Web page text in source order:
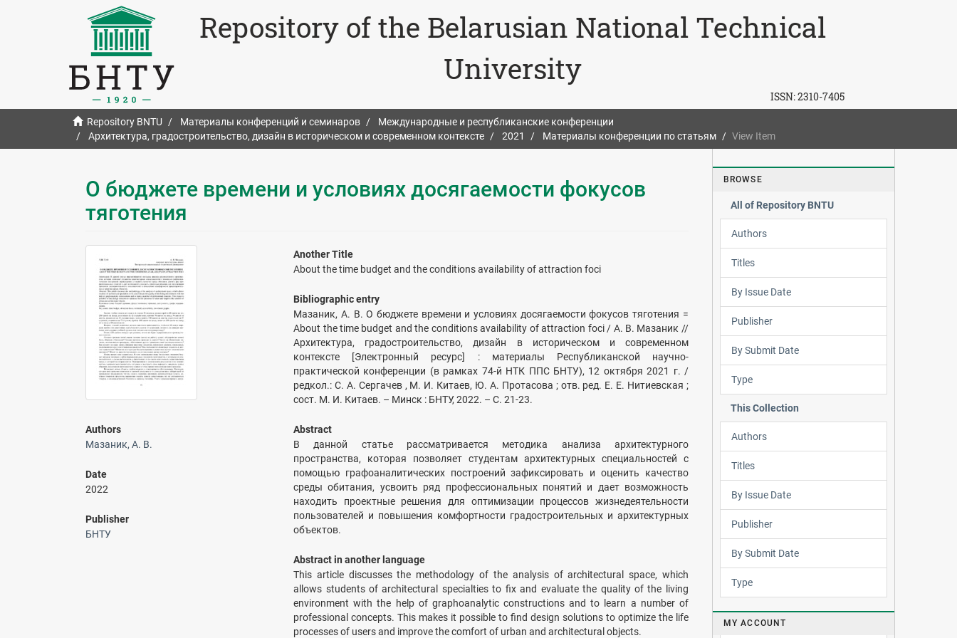
Repository of the Belarusian National Technical
University
ISSN:2310-7405
Repository BNTU Материалы конференций и семинаров
Международные и республиканские конференции
Архитектура, градостроительство, дизайн в историческом и современном контексте
2021 Материалы конференции по статьям View Item
О бюджете времени и условиях досягаемости фокусов
тяготения
Authors
Мазаник, А. В.
Date
2022
Publisher
БНТУ
Another Title
About the time budget and the conditions availability of attraction foci
Bibliographic entry
Мазаник, А. В. О бюджете времени и условиях досягаемости фокусов тяготения =
About the time budget and the conditions availability of attraction foci / А. В. Мазаник //
Архитектура, градостроительство, дизайн в историческом и современном
контексте [Электронный ресурс] : материалы Республиканской научно-
практической конференции (в рамках 74-й НТК ППС БНТУ), 12 октября 2021 г. /
редкол.: С. А. Сергачев , М. И. Китаев, Ю. А. Протасова ; отв. ред. Е. Е. Нитиевская ;
сост. М. И. Китаев. – Минск : БНТУ, 2022. – С. 21-23.
Abstract
В данной статье рассматривается методика анализа архитектурного
пространства, которая позволяет студентам архитектурных специальностей с
помощью графоаналитических построений зафиксировать и оценить качество
среды обитания, усвоить ряд профессиональных понятий и дает возможность
находить проектные решения для оптимизации процессов жизнедеятельности
пользователей и повышения комфортности градостроительных и архитектурных
объектов.
Abstract in another language
This article discusses the methodology of the analysis of architectural space, which
allows students of architectural specialties to fix and evaluate the quality of the living
environment with the help of graphoanalytic constructions and to learn a number of
professional concepts. This makes it possible to find design solutions to optimize the life
processes of users and improve the comfort of urban and architectural objects.
BROWSE
All of Repository BNTU
Authors
Titles
By Issue Date
Publisher
By Submit Date
Type
This Collection
Authors
Titles
By Issue Date
Publisher
By Submit Date
Type
MY ACCOUNT